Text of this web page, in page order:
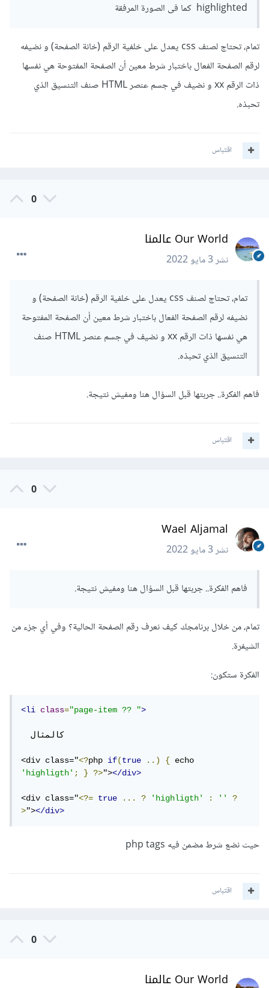
highlighted كما فى الصورة المرفقة
تمام، تحتاج لصنف css يعدل على خلفية الرقم (خانة الصفحة) و نضيفه
لرقم الصفحة الفعال باختبار شرط معين أن الصفحة المفتوحة هي نفسها
ذات الرقم xx و نضيف في جسم عنصر HTML صنف التنسيق الذي
تحبذه.
اقتباس
0
Our World عالمنا
نشر3 مايو 2022
تمام، تحتاج لصنف css يعدل على خلفية الرقم (خانة الصفحة) و
نضيفه لرقم الصفحة الفعال باختبار شرط معين أن الصفحة المفتوحة
هي نفسها ذات الرقم xx و نضيف في جسم عنصر HTML صنف
التنسيق الذي تحبذه.
فاهم الفكرة.. جربتها قبل السؤال هنا ومفيش نتيجة.
اقتباس
0
Wael Aljamal
نشر3 مايو 2022
فاهم الفكرة.. جربتها قبل السؤال هنا ومفيش نتيجة.
تمام، من خلال برنامجك كيف نعرف رقم الصفحة الحالية؟ وفي أي جزء من
الشيفرة.
الفكرة ستكون:
<li class="page-item ?? ">
  كالمثال
<div class="<?php if(true ..) {
'highligth'; } ?>"></div>
<div class="<?= true ... ? 'highligth' : ''
?
>"></div>
حيث نضع شرط مضمن فيه php tags
اقتباس
0
Our World عالمنا